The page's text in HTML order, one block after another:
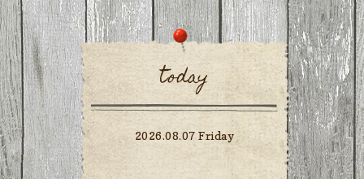
today
2026.08.07 Friday